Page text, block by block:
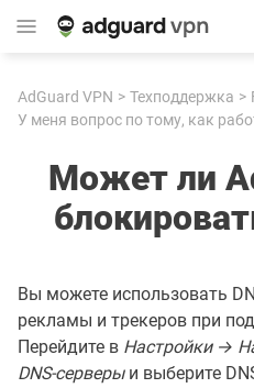
AdGuard VPN Техподдержка
У меня вопрос по тому, как
Может ли
Вы можете использовать
рекламы и трекеров при
Перейдите в Настройки →
DNS-серверыи выберите